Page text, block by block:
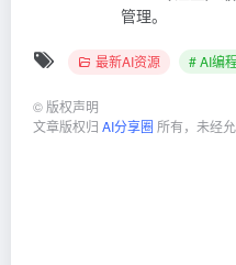
管理。
最新AI资源 # AI编
© 版权声明
文章版权归 AI分享圈 所有，未经